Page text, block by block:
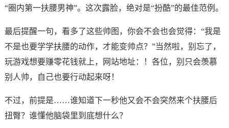
“圈内第一扶腰男神”。这次露脸，绝对是“扮酷”的最佳范例。
最后提醒一句，看多了这些帅图，你会不会也会觉得：“我是
不是也要学学扶腰的动作，才能变帅点？”当然啦，别忘了，
玩游戏想要赚零花钱就上，网站地址：！各位，别只会羡慕
别人帅，自己也要行动起来呀！
不过，前提是……谁知道下一秒他又会不会突然来个扶腰后
扭臀？谁懂他脑袋里到底想什么？